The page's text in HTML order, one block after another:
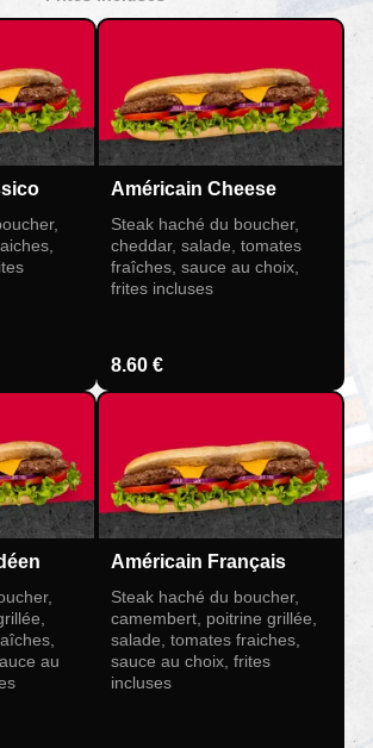
Américain Cheese
Steak haché du boucher,
cheddar, salade, tomates
fraîches, sauce au choix,
frites incluses
8.60 €
au
Américain Français
Steak haché du boucher,
camembert, poitrine grillée,
salade, tomates fraiches,
sauce au choix, frites
incluses